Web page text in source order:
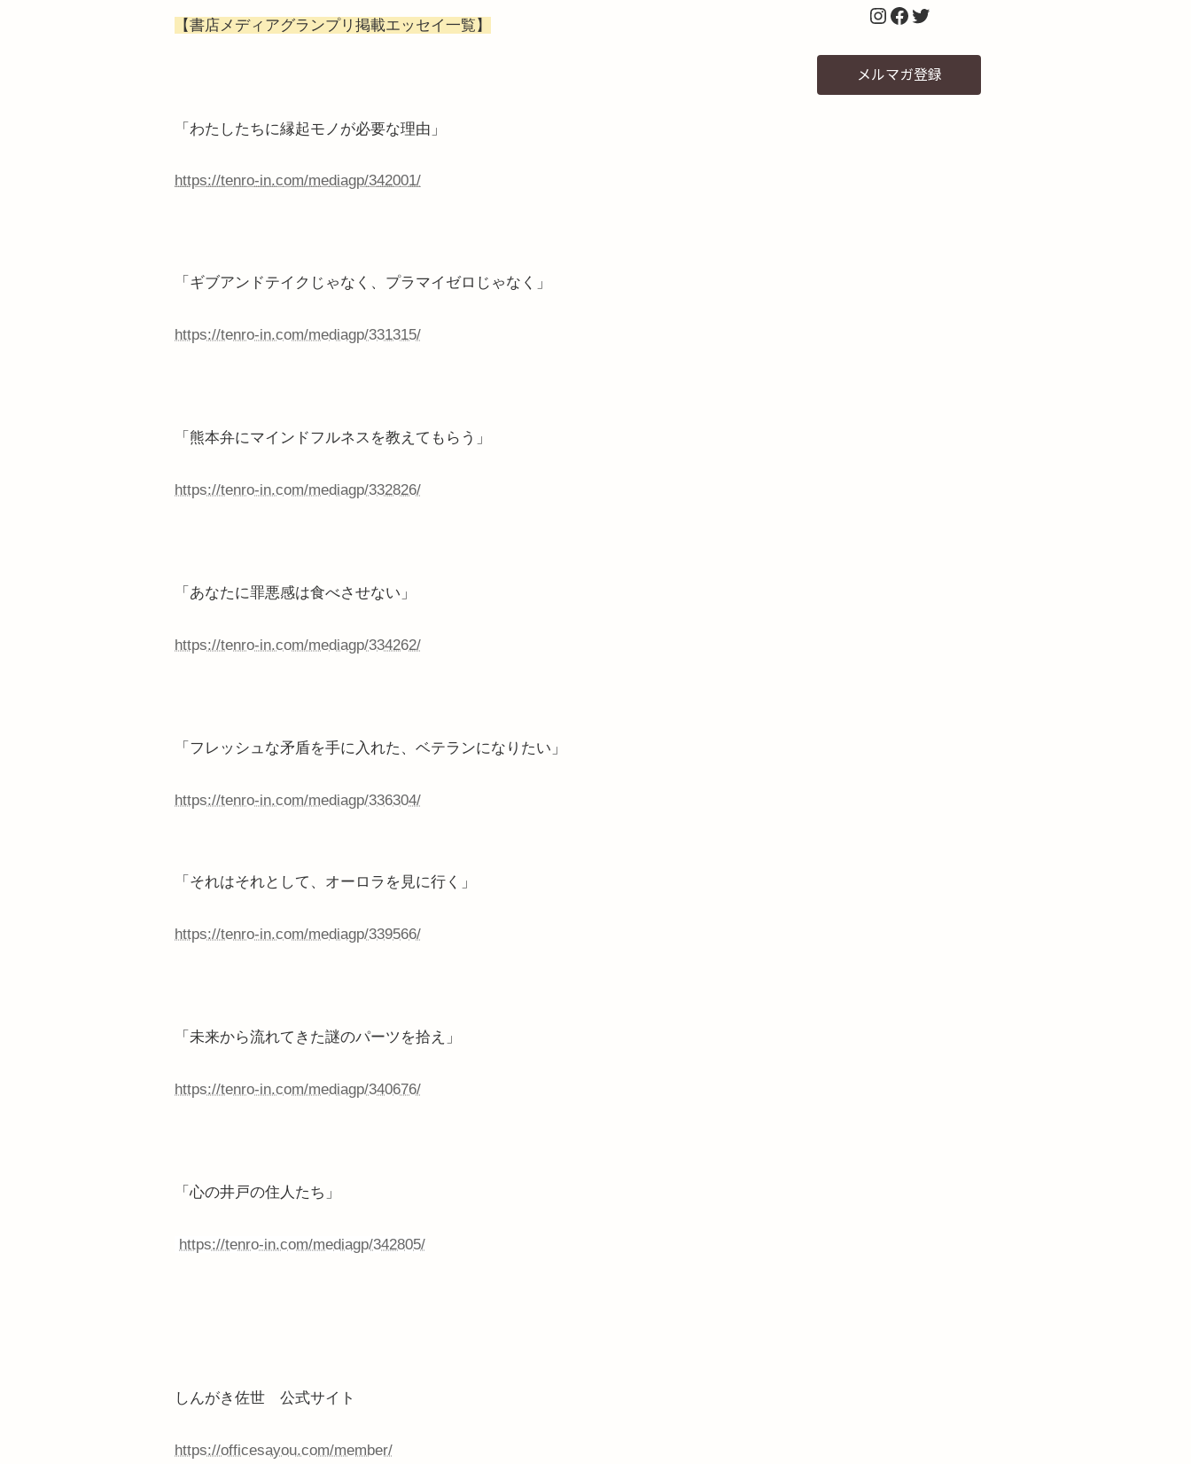
【書店メディアグランプリ掲載エッセイ一覧】
「わたしたちに縁起モノが必要な理由」
https://tenro-in.com/mediagp/342001/
「ギブアンドテイクじゃなく、プラマイゼロじゃなく」
https://tenro-in.com/mediagp/331315/
「熊本弁にマインドフルネスを教えてもらう」
https://tenro-in.com/mediagp/332826/
「あなたに罪悪感は食べさせない」
https://tenro-in.com/mediagp/334262/
「フレッシュな矛盾を手に入れた、ベテランになりたい」
https://tenro-in.com/mediagp/336304/
「それはそれとして、オーロラを見に行く」
https://tenro-in.com/mediagp/339566/
「未来から流れてきた謎のパーツを拾え」
https://tenro-in.com/mediagp/340676/
「心の井戸の住人たち」
https://tenro-in.com/mediagp/342805/
しんがき佐世 公式サイト
https://officesayou.com/member/
Instagram
Facebook
Twitter
メルマガ登録